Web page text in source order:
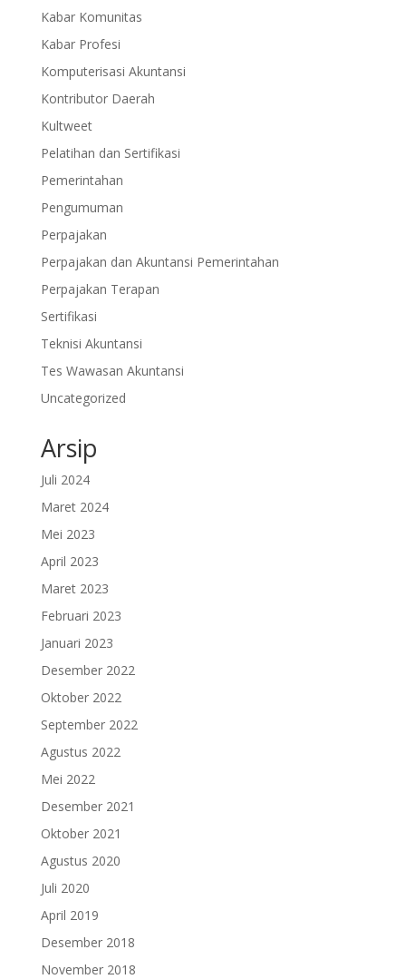
Kabar Komunitas
Kabar Profesi
Komputerisasi Akuntansi
Kontributor Daerah
Kultweet
Pelatihan dan Sertifikasi
Pemerintahan
Pengumuman
Perpajakan
Perpajakan dan Akuntansi Pemerintahan
Perpajakan Terapan
Sertifikasi
Teknisi Akuntansi
Tes Wawasan Akuntansi
Uncategorized
Arsip
Juli 2024
Maret 2024
Mei 2023
April 2023
Maret 2023
Februari 2023
Januari 2023
Desember 2022
Oktober 2022
September 2022
Agustus 2022
Mei 2022
Desember 2021
Oktober 2021
Agustus 2020
Juli 2020
April 2019
Desember 2018
November 2018